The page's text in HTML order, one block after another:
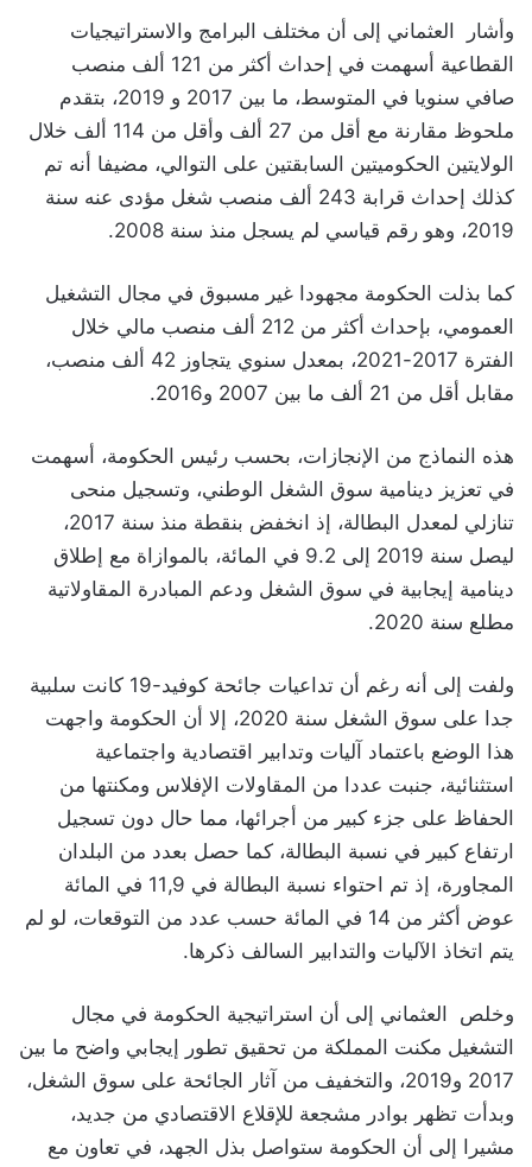
وأشار العثماني إلى أن مختلف البرامج والاستراتيجيات
القطاعية أسهمت في إحداث أكثر من 121 ألف منصب
صافي سنويا في المتوسط، ما بين 2017 و 2019، بتقدم
ملحوظ مقارنة مع أقل من 27 ألف وأقل من 114 ألف خلال
الولايتين الحكوميتين السابقتين على التوالي، مضيفا أنه تم
كذلك إحداث قرابة 243 ألف منصب شغل مؤدى عنه سنة
2019، وهو رقم قياسي لم يسجل منذ سنة 2008.
كما بذلت الحكومة مجهودا غير مسبوق في مجال التشغيل
العمومي، بإحداث أكثر من 212 ألف منصب مالي خلال
الفترة 2017-2021، بمعدل سنوي يتجاوز 42 ألف منصب،
مقابل أقل من 21 ألف ما بين 2007 و2016.
هذه النماذج من الإنجازات، بحسب رئيس الحكومة، أسهمت
في تعزيز دينامية سوق الشغل الوطني، وتسجيل منحى
تنازلي لمعدل البطالة، إذ انخفض بنقطة منذ سنة 2017،
ليصل سنة 2019 إلى 9.2 في المائة، بالموازاة مع إطلاق
دينامية إيجابية في سوق الشغل ودعم المبادرة المقاولاتية
مطلع سنة 2020.
ولفت إلى أنه رغم أن تداعيات جائحة كوفيد-19 كانت سلبية
جدا على سوق الشغل سنة 2020، إلا أن الحكومة واجهت
هذا الوضع باعتماد آليات وتدابير اقتصادية واجتماعية
استثنائية، جنبت عددا من المقاولات الإفلاس ومكنتها من
الحفاظ على جزء كبير من أجرائها، مما حال دون تسجيل
ارتفاع كبير في نسبة البطالة، كما حصل بعدد من البلدان
المجاورة، إذ تم احتواء نسبة البطالة في 11,9 في المائة
عوض أكثر من 14 في المائة حسب عدد من التوقعات، لو لم
يتم اتخاذ الآليات والتدابير السالف ذكرها.
وخلص العثماني إلى أن استراتيجية الحكومة في مجال
التشغيل مكنت المملكة من تحقيق تطور إيجابي واضح ما بين
2017 و2019، والتخفيف من آثار الجائحة على سوق الشغل،
وبدأت تظهر بوادر مشجعة للإقلاع الاقتصادي من جديد،
مشيرا إلى أن الحكومة ستواصل بذل الجهد، في تعاون مع